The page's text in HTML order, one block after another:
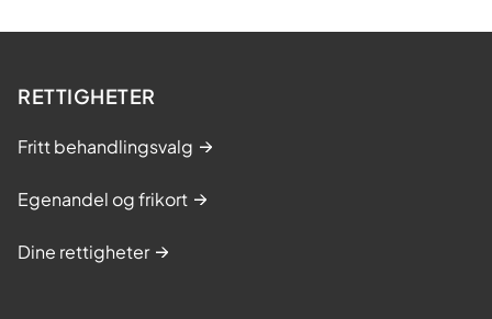
RETTIGHETER
Fritt behandlingsvalg
Egenandel og frikort
Dine rettigheter